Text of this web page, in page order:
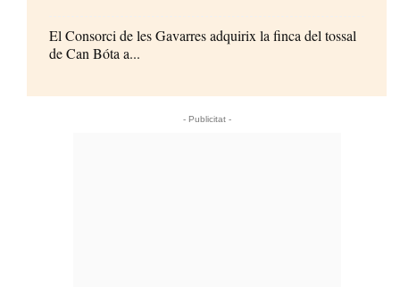
El Consorci de les Gavarres adquirix la finca del tossal
de Can Bóta a...
- Publicitat -